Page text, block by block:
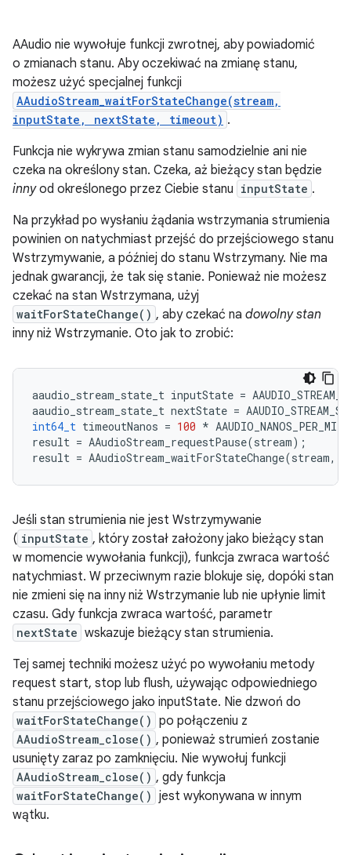
AAudio nie wywołuje funkcji zwrotnej, aby powiadomić
o zmianach stanu. Aby oczekiwać na zmianę stanu,
możesz użyć specjalnej funkcji
AAudioStream_waitForStateChange(stream,
inputState, nextState, timeout) .
Funkcja nie wykrywa zmian stanu samodzielnie ani nie
czeka na określony stan. Czeka, aż bieżący stan będzie
innyod określonego przez Ciebie stanu inputState .
Na przykład po wysłaniu żądania wstrzymania strumienia
powinien on natychmiast przejść do przejściowego stanu
Wstrzymywanie, a później do stanu Wstrzymany. Nie ma
jednak gwarancji, że tak się stanie. Ponieważ nie możesz
czekać na stan Wstrzymana, użyj
waitForStateChange() , aby czekać na dowolny stan
inny niż Wstrzymanie. Oto jak to zrobić:
aaudio_stream_state_t inputState =
aaudio_stream_state_t nextState =
int64_t timeoutNanos = 100 *
result = AAudioStream_requestPause(stream);
result = AAudioStream_waitForStateChange(stream,
Jeśli stan strumienia nie jest Wstrzymywanie
( inputState , który został założony jako bieżący stan
w momencie wywołania funkcji), funkcja zwraca wartość
natychmiast. W przeciwnym razie blokuje się, dopóki stan
nie zmieni się na inny niż Wstrzymanie lub nie upłynie limit
czasu. Gdy funkcja zwraca wartość, parametr
nextState wskazuje bieżący stan strumienia.
Tej samej techniki możesz użyć po wywołaniu metody
request start, stop lub flush, używając odpowiedniego
stanu przejściowego jako inputState. Nie dzwoń do
waitForStateChange() po połączeniu z
AAudioStream_close() , ponieważ strumień zostanie
usunięty zaraz po zamknięciu. Nie wywołuj funkcji
AAudioStream_close() , gdy funkcja
waitForStateChange() jest wykonywana w innym
wątku.